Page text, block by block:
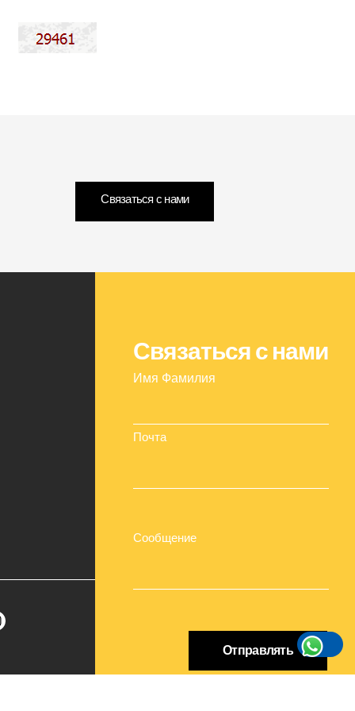
Связаться с нами
Связаться с нами
Имя Фамилия
Почта
Сообщение